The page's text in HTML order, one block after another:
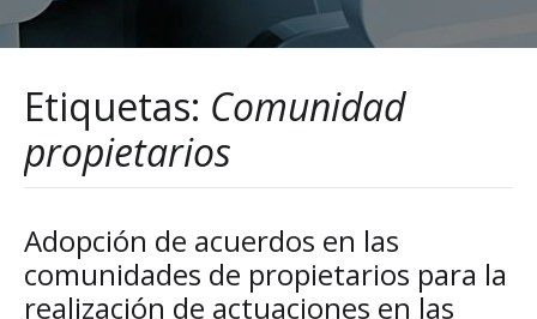
Etiquetas: Comunidad
propietarios
Adopción de acuerdos en las
comunidades de propietarios para la
realización de actuaciones en las